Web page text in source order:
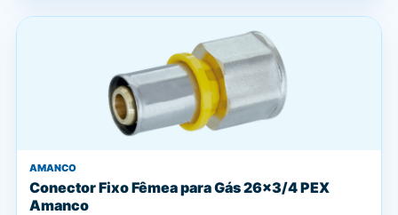
AMANCO
Conector Fixo Fêmea para Gás 26x3/4 PEX
Amanco